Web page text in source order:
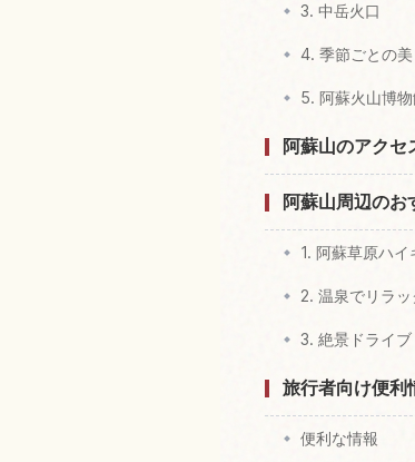
3. 中岳火口
4. 季節ごとの
5. 阿蘇火山博
阿蘇山のアクセ
阿蘇山周辺のお
1. 阿蘇草原ハイ
2. 温泉でリラッ
3. 絶景ドライブ
旅行者向け便利
便利な情報